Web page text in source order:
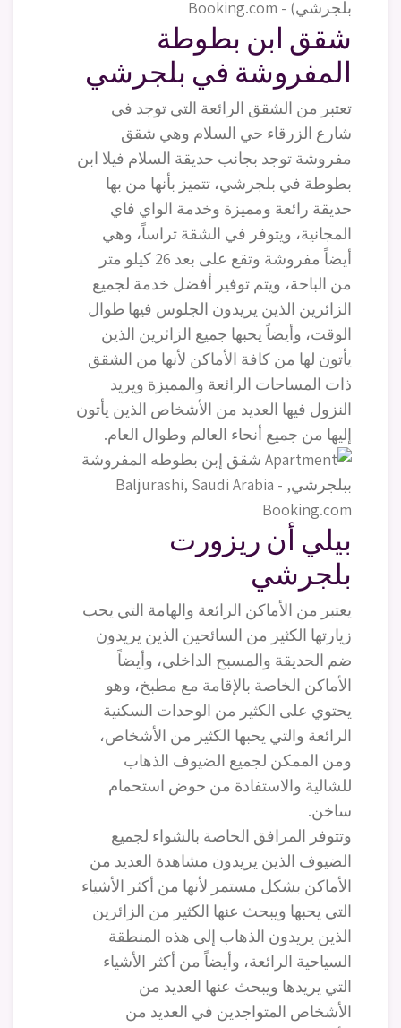
شقق ابن بطوطة
المفروشة في بلجرشي
تعتبر من الشقق الرائعة التي توجد في
شارع الزرقاء حي السلام وهي شقق
مفروشة توجد بجانب حديقة السلام فيلا ابن
بطوطة في بلجرشي، تتميز بأنها من بها
حديقة رائعة ومميزة وخدمة الواي فاي
المجانية، ويتوفر في الشقة تراساً، وهي
أيضاً مفروشة وتقع على بعد 26 كيلو متر
من الباحة، ويتم توفير أفضل خدمة لجميع
الزائرين الذين يريدون الجلوس فيها طوال
الوقت، وأيضاً يحبها جميع الزائرين الذين
يأتون لها من كافة الأماكن لأنها من الشقق
ذات المساحات الرائعة والمميزة ويريد
النزول فيها العديد من الأشخاص الذين يأتون
إليها من جميع أنحاء العالم وطوال العام.
بيلي أن ريزورت
بلجرشي
يعتبر من الأماكن الرائعة والهامة التي يحب
زيارتها الكثير من السائحين الذين يريدون
ضم الحديقة والمسبح الداخلي، وأيضاً
الأماكن الخاصة بالإقامة مع مطبخ، وهو
يحتوي على الكثير من الوحدات السكنية
الرائعة والتي يحبها الكثير من الأشخاص،
ومن الممكن لجميع الضيوف الذهاب
للشالية والاستفادة من حوض استحمام
ساخن.
وتتوفر المرافق الخاصة بالشواء لجميع
الضيوف الذين يريدون مشاهدة العديد من
الأماكن بشكل مستمر لأنها من أكثر الأشياء
التي يحبها ويبحث عنها الكثير من الزائرين
الذين يريدون الذهاب إلى هذه المنطقة
السياحية الرائعة، وأيضاً من أكثر الأشياء
التي يريدها ويبحث عنها العديد من
الأشخاص المتواجدين في العديد من